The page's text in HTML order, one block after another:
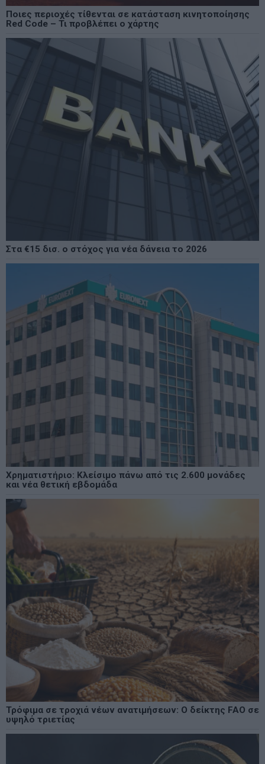
Ποιες περιοχές τίθενται σε κατάσταση κινητοποίησης
Red Code – Τι προβλέπει ο χάρτης
Στα €15 δισ. ο στόχος για νέα δάνεια το 2026
Χρηματιστήριο: Κλείσιμο πάνω από τις 2.600 μονάδες
και νέα θετική εβδομάδα
Τρόφιμα σε τροχιά νέων ανατιμήσεων: Ο δείκτης FAO σε
υψηλό τριετίας